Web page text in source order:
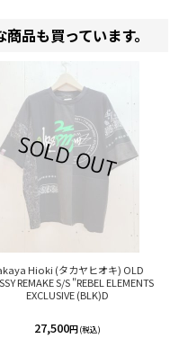
品も買っています。
Hioki (タカヤヒオキ) OLD
REMAKE S/S "REBEL ELEMENTS
EXCLUSIVE (BLK)D
27,500円 (税込)